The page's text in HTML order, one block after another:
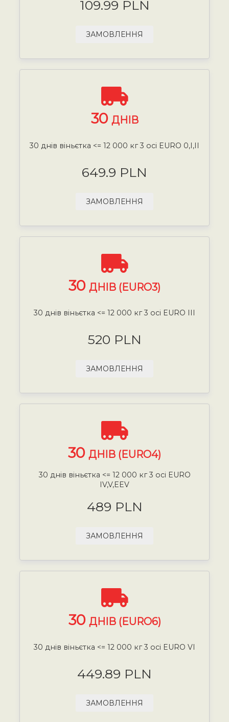
109.99 PLN
ЗАМОВЛЕННЯ
30 ДНІВ
30 днів віньєтка <= 12 000 кг 3 осі EURO 0,I,II
649.9 PLN
ЗАМОВЛЕННЯ
30 ДНІВ (EURO3)
30 днів віньєтка <= 12 000 кг 3 осі EURO III
520 PLN
ЗАМОВЛЕННЯ
30 ДНІВ (EURO4)
30 днів віньєтка <= 12 000 кг 3 осі EURO
IV,V,EEV
489 PLN
ЗАМОВЛЕННЯ
30 ДНІВ (EURO6)
30 днів віньєтка <= 12 000 кг 3 осі EURO VI
449.89 PLN
ЗАМОВЛЕННЯ